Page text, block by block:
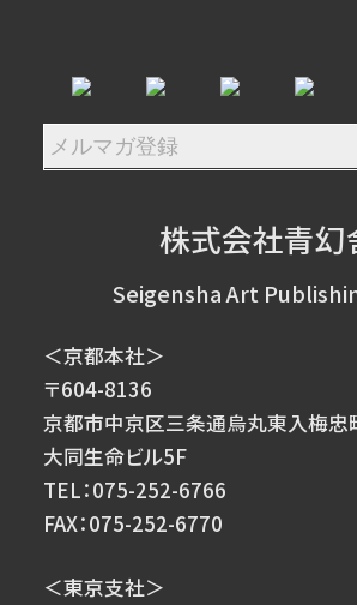
株式会社青幻
Seigensha Art
＜京都本社＞
〒604-8136
京都市中京区三条通烏丸東入梅
大同生命ビル5F
TEL：075-252-6766
FAX：075-252-6770
＜東京支社＞